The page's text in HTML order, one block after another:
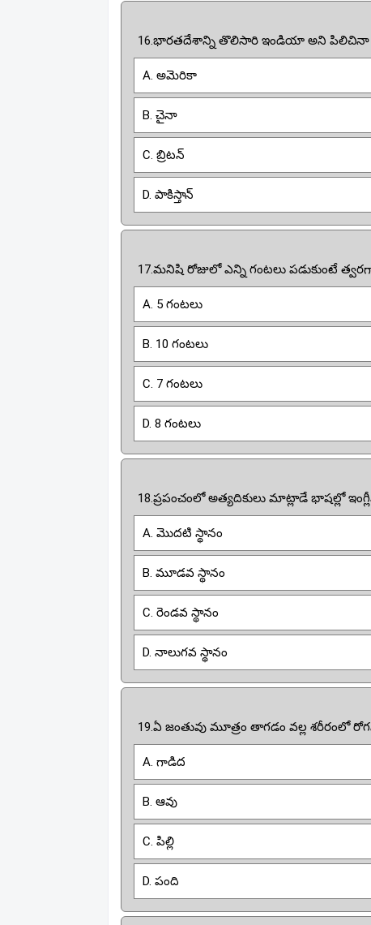
16.భారతదేశాన్ని తొలిసారి ఇండియా అని పిలిచినా
A. అమెరికా
B. చైనా
C. బ్రిటన్
D. పాకిస్తాన్
17.మనిషి రోజులో ఎన్ని గంటలు పడుకుంటే
A. 5 గంటలు
B. 10 గంటలు
C. 7 గంటలు
D. 8 గంటలు
18.ప్రపంచంలో అత్యదికులు మాట్లాడే భాషల్లో
A. మొదటి స్థానం
B. మూడవ స్థానం
C. రెండవ స్థానం
D. నాలుగవ స్థానం
19.ఏ జంతువు మూత్రం తాగడం వల్ల శరీరంలో
A. గాడిద
B. ఆవు
C. పిల్లి
D. పంది